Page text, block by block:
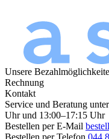
Unsere
Rechnung
Kontakt
Service und Beratung
Uhr und 13:00–17:15 Uhr
Bestellen per E-Mail
Bestellen per Telefon 044